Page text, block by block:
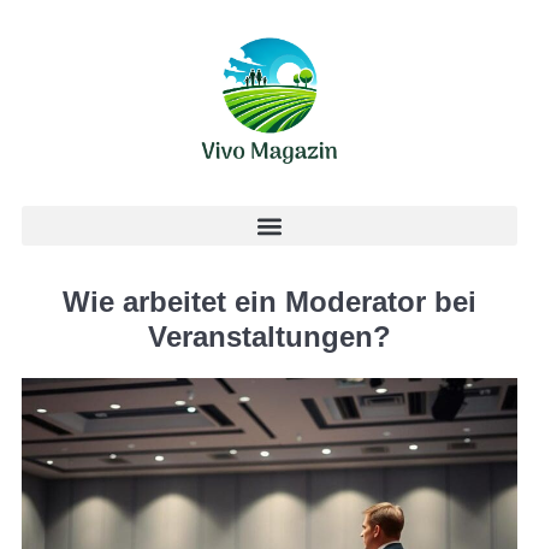
Wie arbeitet ein Moderator bei
Veranstaltungen?